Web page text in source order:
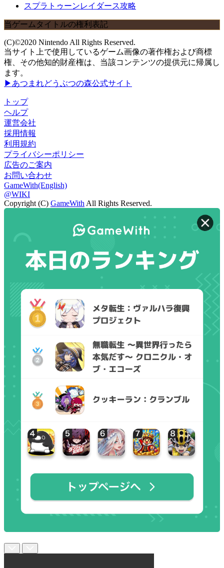
スプラトゥーンレイダース攻略
当ゲームタイトルの権利表記
(C)©2020 Nintendo All Rights Reserved.
当サイト上で使用しているゲーム画像の著作権および商標
権、その他知的財産権は、当該コンテンツの提供元に帰属し
ます。
▶あつまれどうぶつの森公式サイト
トップ
ヘルプ
運営会社
採用情報
利用規約
プライバシーポリシー
広告のご案内
お問い合わせ
GameWith(English)
@WIKI
Copyright (C) GameWith All Rights Reserved.